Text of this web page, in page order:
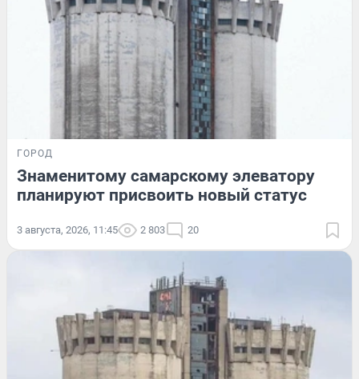
ГОРОД
Знаменитому самарскому элеватору
планируют присвоить новый статус
3 августа, 2026, 11:45 2 803 20